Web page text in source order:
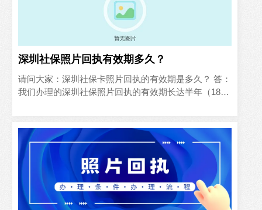
深圳社保照片回执有效期多久？
请问大家：深圳社保卡照片回执的有效期是多久？ 答：
我们办理的深圳社保照片回执的有效期长达半年（180
出你的...